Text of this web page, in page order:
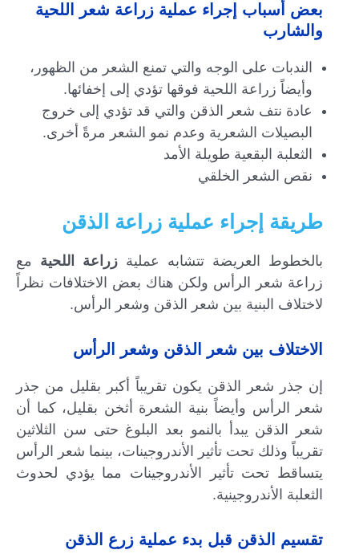
بعض أسباب إجراء عملية زراعة شعر اللحية
والشارب
الندبات على الوجه والتي تمنع الشعر من الظهور،
وأيضاً زراعة اللحية فوقها تؤدي إلى إخفائها.
عادة نتف شعر الذقن والتي قد تؤدي إلى خروج
البصيلات الشعرية وعدم نمو الشعر مرةً أخرى.
الثعلبة البقعية طويلة الأمد
نقص الشعر الخلقي
طريقة إجراء عملية زراعة الذقن
بالخطوط العريضة تتشابه عملية زراعة اللحية مع
زراعة شعر الرأس ولكن هناك بعض الاختلافات نظراً
لاختلاف البنية بين شعر الذقن وشعر الرأس.
الاختلاف بين شعر الذقن وشعر الرأس
إن جذر شعر الذقن يكون تقريباً أكبر بقليل من جذر
شعر الرأس وأيضاً بنية الشعرة أثخن بقليل، كما أن
شعر الذقن يبدأ بالنمو بعد البلوغ حتى سن الثلاثين
تقريباً وذلك تحت تأثير الأندروجينات، بينما شعر الرأس
يتساقط تحت تأثير الأندروجينات مما يؤدي لحدوث
الثعلبة الأندروجينية.
تقسيم الذقن قبل بدء عملية زرع الذقن